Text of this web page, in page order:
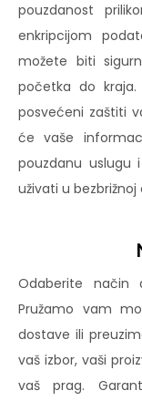
pouzdanost
enkripcijom
možete biti
početka do
posvećeni zaštiti
će vaše
pouzdanu uslugu
uživati u bezbrižnoj
Odaberite način
Pružamo vam
dostave ili
vaš izbor, vaši
vaš prag.